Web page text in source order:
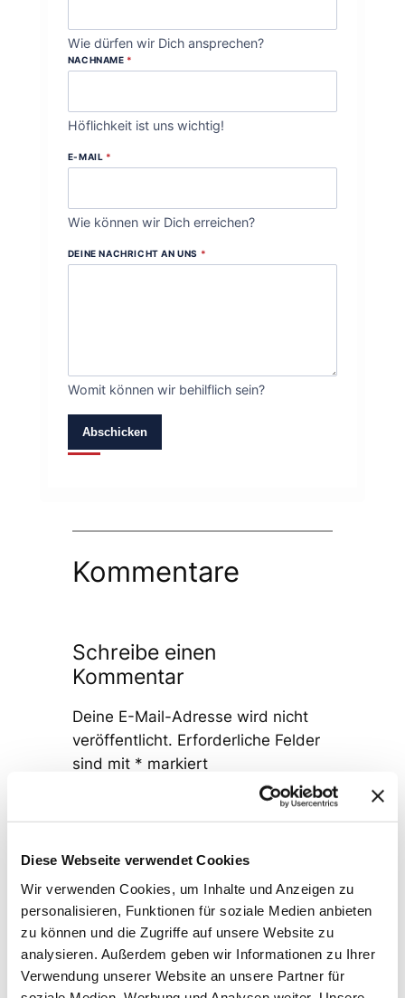
Diese Webseite verwendet Cookies
Wir verwenden Cookies, um Inhalte und Anzeigen zu
personalisieren, Funktionen für soziale Medien anbieten
zu können und die Zugriffe auf unsere Website zu
analysieren. Außerdem geben wir Informationen zu Ihrer
Verwendung unserer Website an unsere Partner für
Wie dürfen wir Dich ansprechen?
NACHNAME *
Höflichkeit ist uns wichtig!
E-MAIL *
Wie können wir Dich erreichen?
DEINE NACHRICHT AN UNS *
Womit können wir behilflich sein?
Abschicken
Kommentare
Schreibe einen
Kommentar
Deine E-Mail-Adresse wird nicht
veröffentlicht. Erforderliche Felder
sind mit * markiert
Name*